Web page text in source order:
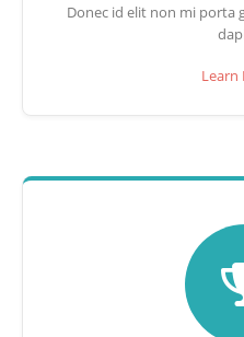
Donec id elit non mi porta
Learn